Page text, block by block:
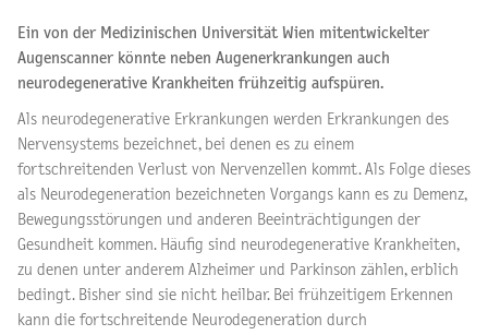
Ein von der Medizinischen Universität Wien mitentwickelter
Augenscanner könnte neben Augenerkrankungen auch
neurodegenerative Krankheiten frühzeitig aufspüren.
Als neurodegenerative Erkrankungen werden Erkrankungen des
Nervensystems bezeichnet, bei denen es zu einem
fortschreitenden Verlust von Nervenzellen kommt. Als Folge dieses
als Neurodegeneration bezeichneten Vorgangs kann es zu Demenz,
Bewegungsstörungen und anderen Beeinträchtigungen der
Gesundheit kommen. Häufig sind neurodegenerative Krankheiten,
zu denen unter anderem Alzheimer und Parkinson zählen, erblich
bedingt. Bisher sind sie nicht heilbar. Bei frühzeitigem Erkennen
kann die fortschreitende Neurodegeneration durch